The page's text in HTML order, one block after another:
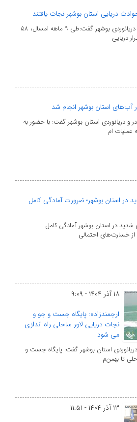
-سرپرست اداره‌کل بنادر و دریانوردی بوشهر گفت:طی ۹ ماهه امسال، ۵۸
دریایی
و دریانوردی استان بوشهر گفت: با حضور به
ام
در استان بوشهر؛ ضرورت آمادگی کامل
در استان بوشهر آمادگی کامل
خسارت‌های احتمالی
۱۸ آذر ۱۴۰۴ - ۹:۰۹
ارجمندزاده: پایگاه جست و جو و
نجات دریایی لاور ساحلی راه اندازی
می شود
استان بوشهر گفت: پایگاه جست و
تا بهمن‌م
۱۳ آذر ۱۴۰۴ - ۱۱:۵۱